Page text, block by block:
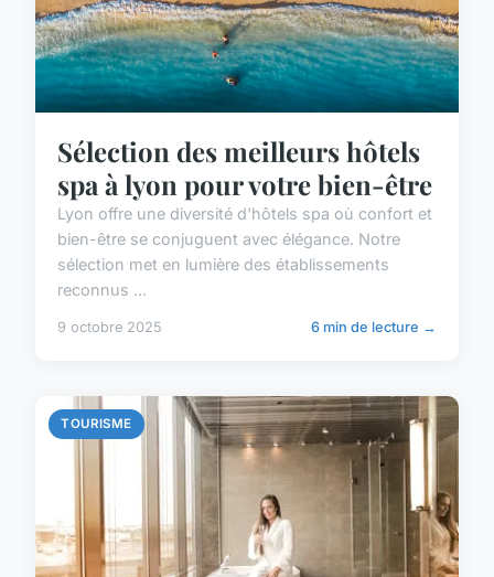
Sélection des meilleurs hôtels
spa à lyon pour votre bien-être
Lyon offre une diversité d'hôtels spa où confort et
bien-être se conjuguent avec élégance. Notre
sélection met en lumière des établissements
reconnus ...
9 octobre 2025 6 min de lecture →
TOURISME